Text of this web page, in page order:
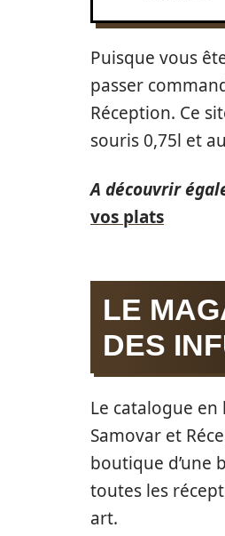
Puisque vous
passer
Réception. Ce
souris 0,75l et
A découvrir
vos plats
LE
DES
Le catalogue
Samovar et
boutique d’une
toutes les
art.